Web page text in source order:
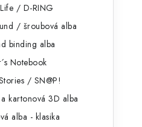
/ D-RING
/ šroubová alba
binding alba
Notebook
/ SN@P!
kartonová 3D alba
alba - klasika